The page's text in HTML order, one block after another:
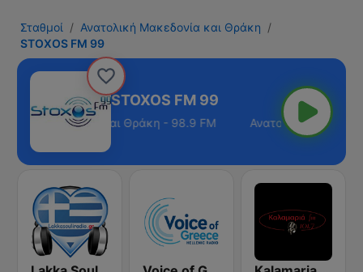
Σταθμοί
Ανατολική Μακεδονία και Θράκη
STOXOS FM 99
STOXOS FM 99
Μακεδονία και Θράκη - 98.9 FM